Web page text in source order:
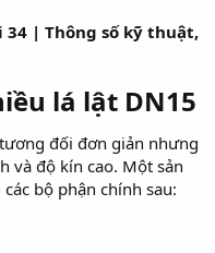
34 | Thông số kỹ thuật,
lá lật DN15​
đối đơn giản nhưng
và độ kín cao. Một sản
bộ phận chính sau: